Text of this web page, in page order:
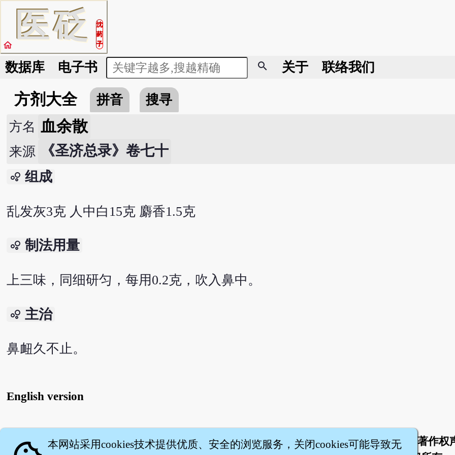
医砭
沈
药
子
home
数据库 电子书 search 关于 联络我们
方剂大全 拼音
搜寻
方名 血余散
来源 《圣济总录》卷七十
bubble_chart 组成
乱发灰3克 人中白15克 麝香1.5克
bubble_chart 制法用量
上三味，同细研匀，每用0.2克，吹入鼻中。
bubble_chart 主治
鼻衄久不止。
English version
关于 | 联络我们 服务条款 隐私权条款
著作权
本网站采用cookies技术提供优质、安全的浏览服务，关闭cookies可能导致无